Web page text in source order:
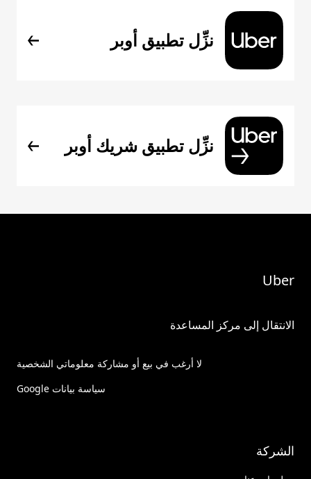
نزِّل تطبيق أوبر
نزِّل تطبيق شريك أوبر
Uber
الانتقال إلى مركز المساعدة
لا أرغب في بيع أو مشاركة معلوماتي الشخصية
سياسة بيانات Google
الشركة